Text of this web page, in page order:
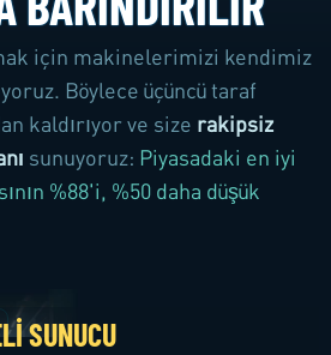
için makinelerimizi kendimiz
Böylece üçüncü taraf
kaldırıyor ve size rakipsiz
sunuyoruz: Piyasadaki en iyi
%88'i, %50 daha düşük
SUNUCU